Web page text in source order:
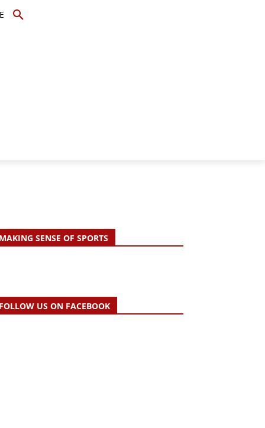
MAKING SENSE OF SPORTS
FOLLOW US ON FACEBOOK